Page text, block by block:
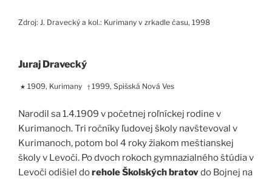
Zdroj: J. Dravecký a kol.: Kurimany v zrkadle času, 1998
Juraj Dravecký
★ 1909, Kurimany †1999, Spišská Nová Ves
Narodil sa 1.4.1909 v početnej roľníckej rodine v
Kurimanoch. Tri ročníky ľudovej školy navštevoval v
Kurimanoch, potom bol 4 roky žiakom meštianskej
školy v Levoči. Po dvoch rokoch gymnazialného štúdia v
Levoči odišiel dorehole Školských bratovdo Bojnej na